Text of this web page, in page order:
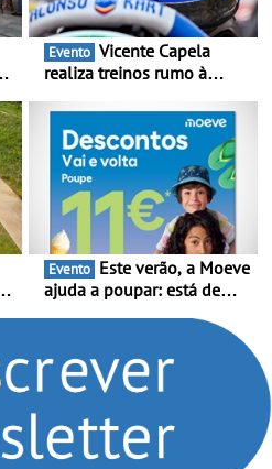
Evento
realiza treinos rumo à
Portugal Karting e mira boa
estreia - O Campeonato
Portugal Karting 2026
decorre entre 1 de Março e
6 de Setembro
Evento
ajuda a poupar: está de
Volta” com descontos de